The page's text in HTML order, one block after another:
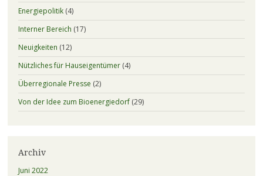
Energiepolitik(4)
Interner Bereich (17)
Neuigkeiten (12)
Nützliches für Hauseigentümer(4)
Überregionale Presse (2)
Von der Idee zum Bioenergiedorf(29)
Archiv
Juni 2022